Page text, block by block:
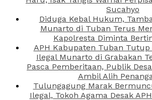
Sucahyo
Diduga Kebal Hukum,
Munarto di Tuban Terus
Kapolresta Diminta
APH Kabupaten Tuban Tutup
Ilegal Munarto di Grabakan
Pasca Pemberitaan, Publik
Ambil Alih
Tulungagung Marak
Ilegal, Tokoh Agama Desak